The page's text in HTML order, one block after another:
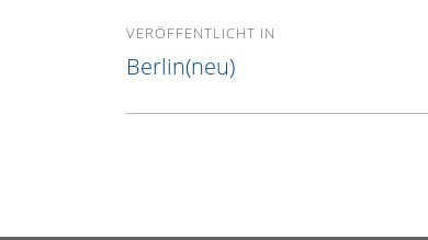
VERÖFFENTLICHT IN
Berlin(neu)